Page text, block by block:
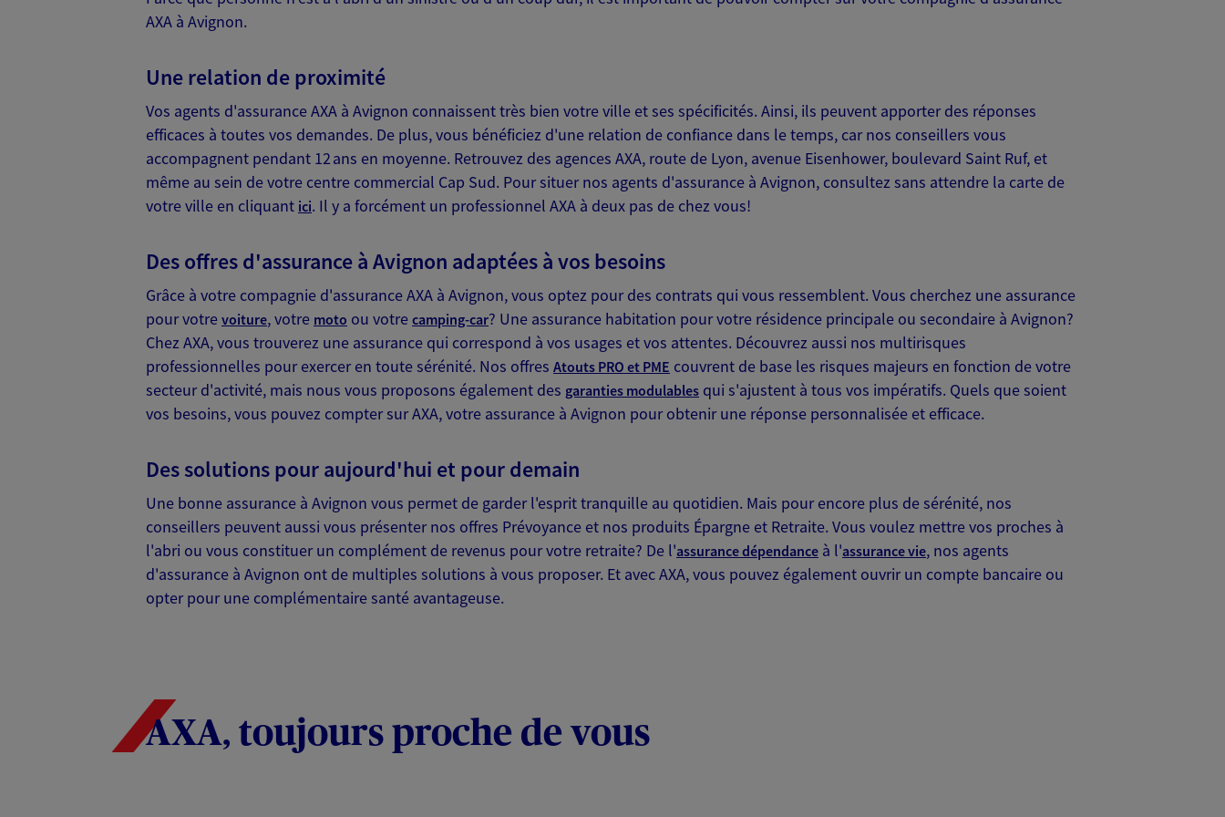
Mandataire d'Assurance AXA Epargne et Protection
07 88 05 78 18 NOUS CONTACTER
VOIR NOTRE SITE WEB
N° Orias * (orias.fr) : 15005513
Pascal Bourgeois
Conseiller AXA Epargne et Protection
84000 Avignon
06 74 52 36 85 NOUS CONTACTER
VOIR NOTRE SITE WEB
Sarl Guendon Assurances
Agent Général d'assurance exclusif AXA France
73 Rue Joseph Vernet Bp 14, 84004 Avignon Cedex 1
Horaires : Fermé
PRENDRE RENDEZ-VOUS VOIR NOTRE SITE WEB
AXA à Avignon.
Une relation de proximité
Vos agents d'assurance AXA à Avignon connaissent très bien votre ville et ses spécificités. Ainsi, ils peuvent apporter des réponses
efficaces à toutes vos demandes. De plus, vous bénéficiez d'une relation de confiance dans le temps, car nos conseillers vous
accompagnent pendant 12 ans en moyenne. Retrouvez des agences AXA, route de Lyon, avenue Eisenhower, boulevard Saint Ruf, et
même au sein de votre centre commercial Cap Sud. Pour situer nos agents d'assurance à Avignon, consultez sans attendre la carte de
votre ville en cliquant ici. Il y a forcément un professionnel AXA à deux pas de chez vous!
Des offres d'assurance à Avignon adaptées à vos besoins
Grâce à votre compagnie d'assurance AXA à Avignon, vous optez pour des contrats qui vous ressemblent. Vous cherchez une assurance
pour votre voiture, votre moto ou votre camping-car? Une assurance habitation pour votre résidence principale ou secondaire à Avignon?
Chez AXA, vous trouverez une assurance qui correspond à vos usages et vos attentes. Découvrez aussi nos multirisques
professionnelles pour exercer en toute sérénité. Nos offres Atouts PRO et PME couvrent de base les risques majeurs en fonction de votre
secteur d'activité, mais nous vous proposons également des garanties modulables qui s'ajustent à tous vos impératifs. Quels que soient
vos besoins, vous pouvez compter sur AXA, votre assurance à Avignon pour obtenir une réponse personnalisée et efficace.
Des solutions pour aujourd'hui et pour demain
Une bonne assurance à Avignon vous permet de garder l'esprit tranquille au quotidien. Mais pour encore plus de sérénité, nos
conseillers peuvent aussi vous présenter nos offres Prévoyance et nos produits Épargne et Retraite. Vous voulez mettre vos proches à
l'abri ou vous constituer un complément de revenus pour votre retraite? De l'assurance dépendance à l'assurance vie, nos agents
d'assurance à Avignon ont de multiples solutions à vous proposer. Et avec AXA, vous pouvez également ouvrir un compte bancaire ou
opter pour une complémentaire santé avantageuse.
AXA, toujours proche de vous